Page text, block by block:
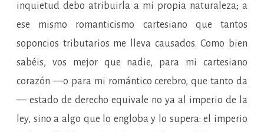
inquietud debo atribuirla a mi propia naturaleza; a
ese mismo romanticismo cartesiano que tantos
soponcios tributarios me lleva causados. Como bien
sabéis, vos mejor que nadie, para mi cartesiano
corazón —o para mi romántico cerebro, que tanto da
— estado de derecho equivale no ya al imperio de la
ley, sino a algo que lo engloba y lo supera: el imperio